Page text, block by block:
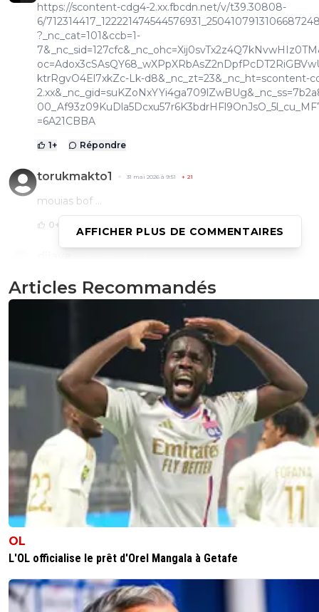
https://scontent-cdg4-2.xx.fbcdn.net/v/t39.30808-
6/
?_nc_cat=101&ccb=1-
ktrRgvO4El7xkZc-Lk-d8&_nc_zt=23&_nc_ht=scontent-
=6A21CBBA
1+ Répondre
torukmakto1 31 mai 2026 à 9:51 + 21
mouias bof ...
0+
Bravo a Paris pour cette LDC ! dommage que il n y ai
LVL encore cette année, mais fallait la gagner. Je l avais
annoncé depuis des mois dons rien de neuf , mais GG.
on resume la saison, un grod match vs l OM, 2 gros
Bayern, allez soyons gentils 1 gros match vs Arsenal.
de France et d Europe. whaouu.
+ Répondre
flaco75-reviens-l-o 31 mai 2026 à 10:47 +787
tu n’es qu’une grösse merde, une grösse merde
abandonnée dans le caniveau et que la première
pluie fera disparaître… 😂🇵🇹🇧🇷🇫🇷🇺🇦
1+ Répondre
dijaya 31 mai 2026 à 13:13 +
1+ Répondre
parisforever 31 mai 2026 à 8:36
AFFICHER PLUS DE COMMENTAIRES
Articles Recommandés
OL
L'OL officialise le prêt d'Orel Mangala à Getafe